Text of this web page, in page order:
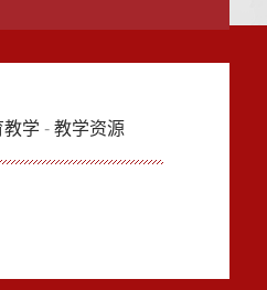
教学 -教学资源